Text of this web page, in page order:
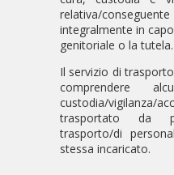
relativa/
integralmente in
genitoriale o la tutela.
Il servizio di
comprendere
custodia/vigilanza/
trasportato da
trasporto/di
stessa incaricato.